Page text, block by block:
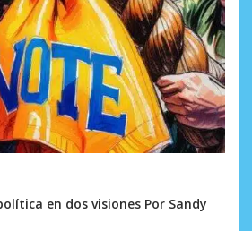
en dos visiones Por Sandy